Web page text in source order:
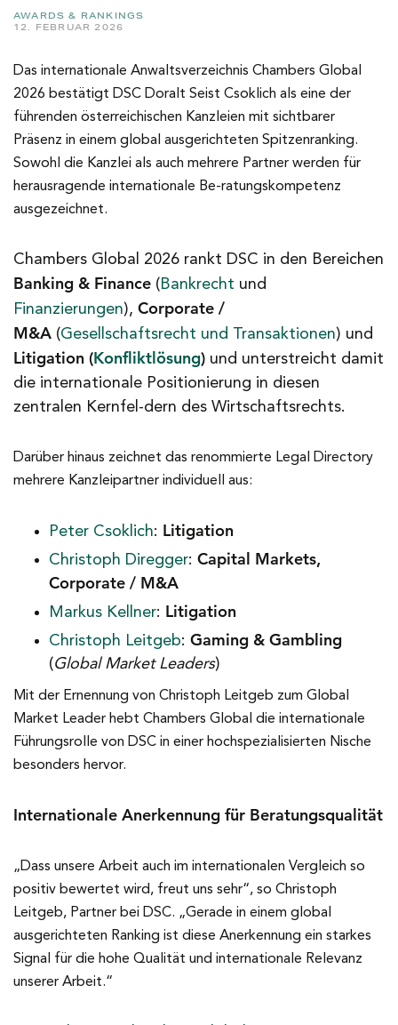
AWARDS & RANKINGS
12. FEBRUAR 2026
Das internationale Anwaltsverzeichnis Chambers Global
2026 bestätigt DSC Doralt Seist Csoklich als eine der
führenden österreichischen Kanzleien mit sichtbarer
Präsenz in einem global ausgerichteten Spitzenranking.
Sowohl die Kanzlei als auch mehrere Partner werden für
herausragende internationale Be-ratungskompetenz
ausgezeichnet.
Chambers Global 2026 rankt DSC in den Bereichen
Banking & Finance ( Bankrecht und
Finanzierungen), Corporate /
M&A (Gesellschaftsrecht und Transaktionen) und
Litigation (Konfliktlösung) und unterstreicht damit
die internationale Positionierung in diesen
zentralen Kernfel-dern des Wirtschaftsrechts.
Darüber hinaus zeichnet das renommierte Legal Directory
mehrere Kanzleipartner individuell aus:
Peter Csoklich: Litigation
Christoph Diregger: Capital Markets,
Corporate / M&A
Markus Kellner: Litigation
Christoph Leitgeb: Gaming & Gambling
(Global Market Leaders)
Mit der Ernennung von Christoph Leitgeb zum Global
Market Leader hebt Chambers Global die internationale
Führungsrolle von DSC in einer hochspezialisierten Nische
besonders hervor.
Internationale Anerkennung für Beratungsqualität
„Dass unsere Arbeit auch im internationalen Vergleich so
positiv bewertet wird, freut uns sehr“, so Christoph
Leitgeb, Partner bei DSC. „Gerade in einem global
ausgerichteten Ranking ist diese Anerkennung ein starkes
Signal für die hohe Qualität und internationale Relevanz
unserer Arbeit.“